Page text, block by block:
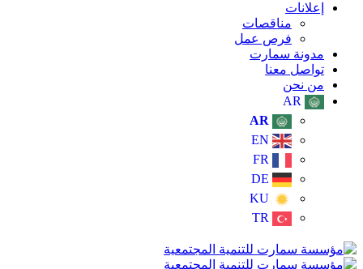
إعلانات
مناقصات
فرص عمل
مدونة سمارت
تواصل معنا
من نحن
AR
AR
EN
FR
DE
KU
TR